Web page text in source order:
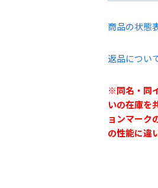
商品の状態
返品につい
※同名・同
いの在庫を
ョンマーク
の性能に違